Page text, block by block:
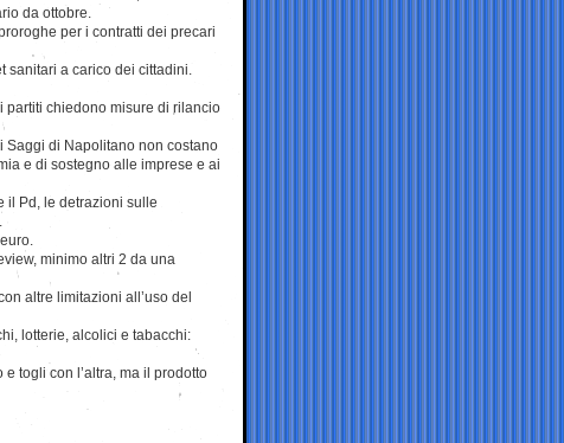
da ottobre.
per i contratti dei precari
sanitari a carico dei cittadini.
partiti chiedono misure di rilancio
Saggi di Napolitano non costano
e di sostegno alle imprese e ai
il Pd, le detrazioni sulle
minimo altri 2 da una
altre limitazioni all’uso del
lotterie, alcolici e tabacchi:
togli con l’altra, ma il prodotto